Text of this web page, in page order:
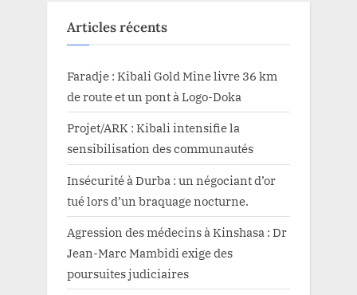
Articles récents
Faradje : Kibali Gold Mine livre 36 km
de route et un pont à Logo-Doka
Projet/ARK : Kibali intensifie la
sensibilisation des communautés
Insécurité à Durba : un négociant d’or
tué lors d’un braquage nocturne.
Agression des médecins à Kinshasa : Dr
Jean-Marc Mambidi exige des
poursuites judiciaires